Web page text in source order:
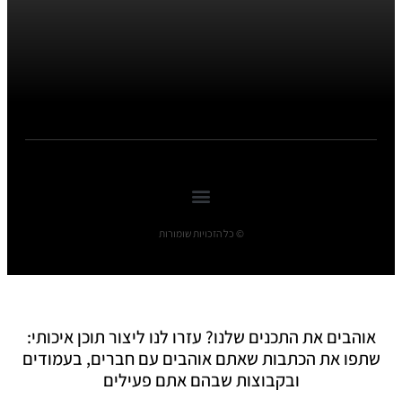
© כל הזכויות שומורות
אוהבים את התכנים שלנו? עזרו לנו ליצור תוכן איכותי:
שתפו את הכתבות שאתם אוהבים עם חברים, בעמודים
ובקבוצות שבהם אתם פעילים